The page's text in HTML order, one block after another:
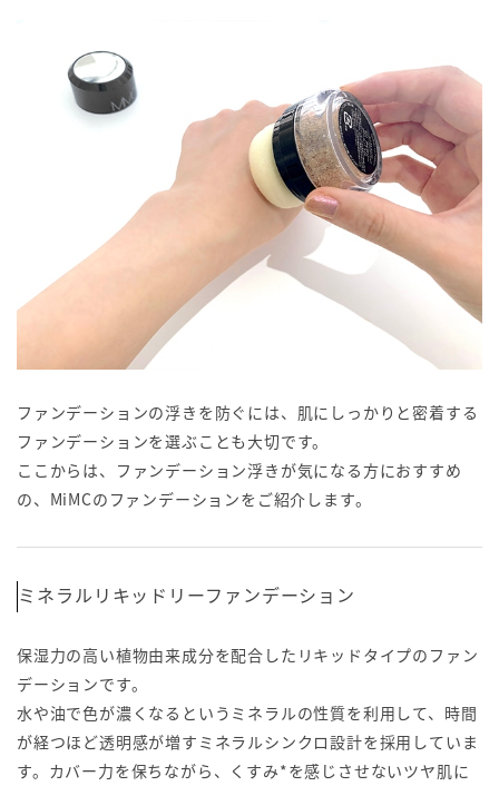
ファンデーションの浮きを防ぐには、肌にしっかりと密着する
ファンデーションを選ぶことも大切です。
ここからは、ファンデーション浮きが気になる方におすすめ
の、MiMCのファンデーションをご紹介します。
ミネラルリキッドリーファンデーション
保湿力の高い植物由来成分を配合したリキッドタイプのファン
デーションです。
水や油で色が濃くなるというミネラルの性質を利用して、時間
が経つほど透明感が増すミネラルシンクロ設計を採用していま
す。カバー力を保ちながら、くすみ*を感じさせないツヤ肌に